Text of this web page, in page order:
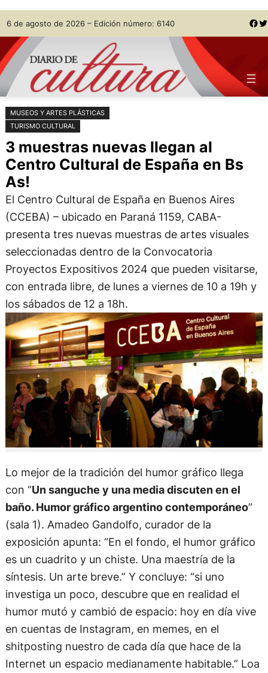
Saltar
al
contenido
Skip
to
content
6 de agosto de 2026 – Edición número: 6140 Facebook Twitter
MUSEOS Y ARTES PLÁSTICAS
TURISMO CULTURAL
3 muestras nuevas llegan al
Centro Cultural de España en Bs
As!
El Centro Cultural de España en Buenos Aires
(CCEBA) – ubicado en Paraná 1159, CABA-
presenta tres nuevas muestras de artes visuales
seleccionadas dentro de la Convocatoria
Proyectos Expositivos 2024 que pueden visitarse,
con entrada libre, de lunes a viernes de 10 a 19h y
los sábados de 12 a 18h.
Lo mejor de la tradición del humor gráfico llega
con “Un sanguche y una media discuten en el
baño. Humor gráfico argentino contemporáneo”
(sala 1). Amadeo Gandolfo, curador de la
exposición apunta: “En el fondo, el humor gráfico
es un cuadrito y un chiste. Una maestría de la
síntesis. Un arte breve.” Y concluye: “si uno
investiga un poco, descubre que en realidad el
humor mutó y cambió de espacio: hoy en día vive
en cuentas de Instagram, en memes, en el
shitposting nuestro de cada día que hace de la
Internet un espacio medianamente habitable.” Loa